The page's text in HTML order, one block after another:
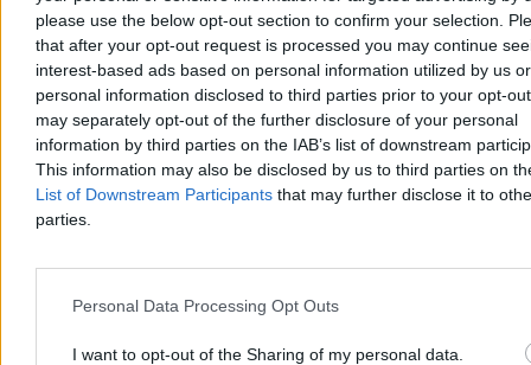
please use the below opt-out section to confirm your selection.
that after your opt-out request is processed you may continue
interest-based ads based on personal information utilized by us or
personal information disclosed to third parties prior to your opt-
may separately opt-out of the further disclosure of your personal
information by third parties on the IAB’s list of downstream
This information may also be disclosed by us to third parties on
List of Downstream Participants that may further disclose it to
parties.
Personal Data Processing Opt Outs
I want to opt-out of the Sharing of my personal data.
brzegowej zbiornika, w którym kąpał się zaledwie dekadę temu.
Aleksandra Cieślik
Dzisiaj 05:59
11 min
Reklama
Reklama